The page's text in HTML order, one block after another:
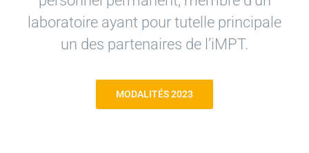
laboratoire ayant pour tutelle principale
un des partenaires de l’iMPT.
MODALITÉS 2023